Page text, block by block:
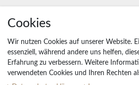
Unternehmen
Widerrufs­recht
Vertrag widerrufen
Impressum
Daten­schutz­erklärung
Cookies
Wir nutzen Cookies auf unserer Website.
essenziell, während andere uns helfen,
Erfahrung zu verbessern. Weitere
verwendeten Cookies und Ihren Rechten